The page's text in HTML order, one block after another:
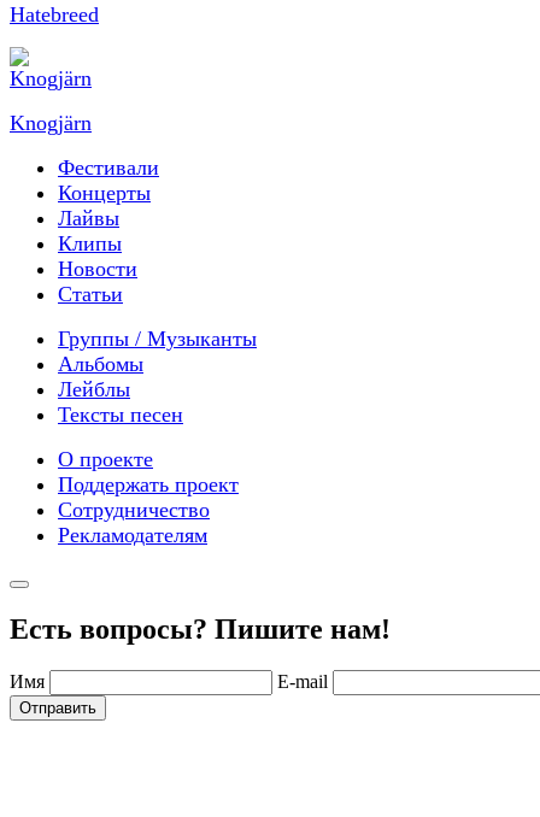
Hatebreed
Knogjärn
Фестивали
Концерты
Лайвы
Клипы
Новости
Статьи
Группы / Музыканты
Альбомы
Лейблы
Тексты песен
О проекте
Поддержать проект
Сотрудничество
Рекламодателям
Есть вопросы? Пишите нам!
Имя E-mail